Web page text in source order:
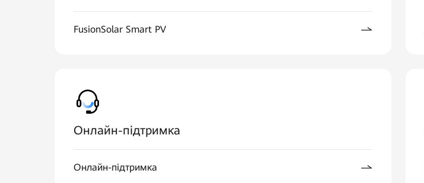
FusionSolar Smart PV
Онлайн-підтримка
Онлайн-підтримка